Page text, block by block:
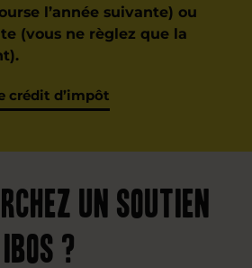
l’année suivante) ou
(vous ne règlez que la
crédit d’impôt
un soutien
?